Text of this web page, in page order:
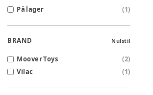
På lager (1)
BRAND Nulstil
Moover Toys (2)
Vilac
(1)